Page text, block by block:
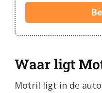
Waar ligt
Motril ligt in de